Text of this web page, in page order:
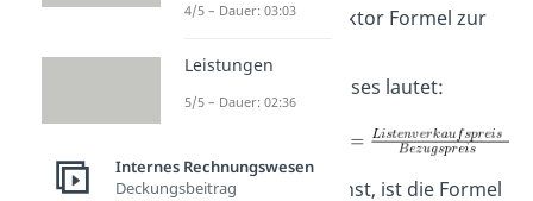
Die Kalkulationsfaktor Formel zur
Berechnung des
Listenverkaufspreises lautet:
Wie du sehen kannst, ist die Formel
4/5 – Dauer: 03:03
Leistungen
5/5 – Dauer: 02:36
Internes Rechnungswesen
Deckungsbeitrag